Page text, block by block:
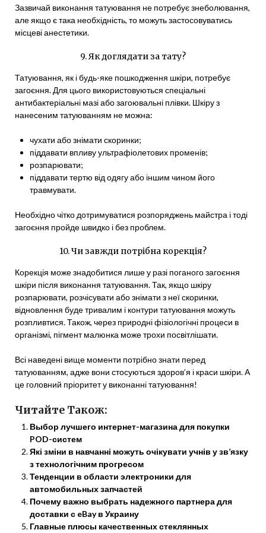
Зазвичай виконання татуювання не потребує знеболювання,
але якщо є така необхідність, то можуть застосовуватись
місцеві анестетики.
9. Як доглядати за тату?
Татуювання, як і будь-яке пошкодження шкіри, потребує
загоєння. Для цього використовуються спеціальні
антибактеріальні мазі або загоювальні плівки. Шкіру з
нанесеним татуюванням не можна:
чухати або знімати скоринки;
піддавати впливу ультрафіолетових променів;
розпарювати;
піддавати тертю від одягу або іншим чином його
травмувати.
Необхідно чітко дотримуватися розпоряджень майстра і тоді
загоєння пройде швидко і без проблем.
10. Чи завжди потрібна корекція?
Корекція може знадобитися лише у разі поганого загоєння
шкіри після виконання татуювання. Так, якщо шкіру
розпарювати, розчісувати або знімати з неї скоринки,
відновлення буде тривалим і контури татуювання можуть
розпливтися. Також, через природні фізіологічні процеси в
організмі, пігмент малюнка може трохи посвітлішати.
Всі наведені вище моменти потрібно знати перед
татуюванням, адже вони стосуються здоров’я і краси шкіри. А
це головний пріоритет у виконанні татуювання!
Читайте Також:
Выбор лучшего интернет-магазина для покупки
POD-систем
Які зміни в навчанні можуть очікувати учнів у зв’язку
з технологічним прогресом
Тенденции в области электроники для
автомобильных запчастей
Почему важно выбрать надежного партнера для
доставки с eBay в Украину
Главные плюсы качественных стеклянных